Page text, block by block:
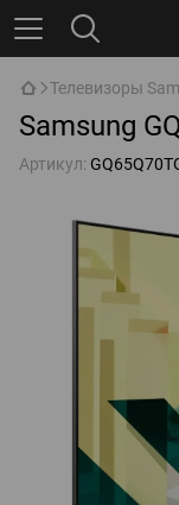
Телевизоры
Samsung
Артикул: